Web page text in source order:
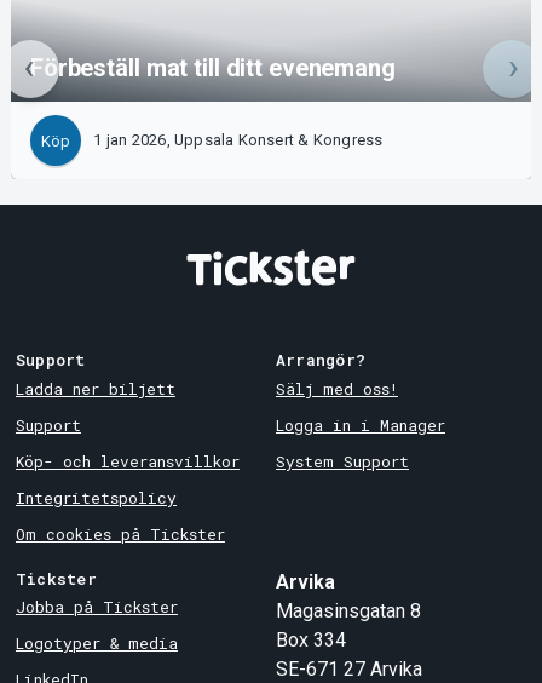
Förbeställ mat till ditt evenemang
Köp 1 jan 2026, Uppsala Konsert & Kongress
Support
Ladda ner biljett
Support
Köp- och leveransvillkor
Integritetspolicy
Om cookies på Tickster
Arrangör?
Sälj med oss!
Logga in i Manager
System Support
Tickster
Jobba på Tickster
Logotyper & media
Arvika
Magasinsgatan 8
Box 334
SE-671 27 Arvika